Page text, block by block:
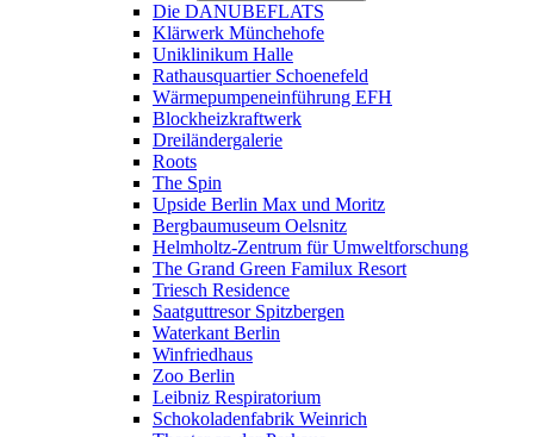
Die DANUBEFLATS
Klärwerk Münchehofe
Uniklinikum Halle
Rathausquartier Schoenefeld
Wärmepumpeneinführung EFH
Blockheizkraftwerk
Dreiländergalerie
Roots
The Spin
Upside Berlin Max und Moritz
Bergbaumuseum Oelsnitz
Helmholtz-Zentrum für Umweltforschung
The Grand Green Familux Resort
Triesch Residence
Saatguttresor Spitzbergen
Waterkant Berlin
Winfriedhaus
Zoo Berlin
Leibniz Respiratorium
Schokoladenfabrik Weinrich